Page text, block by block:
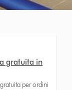
gratuita in
per ordini